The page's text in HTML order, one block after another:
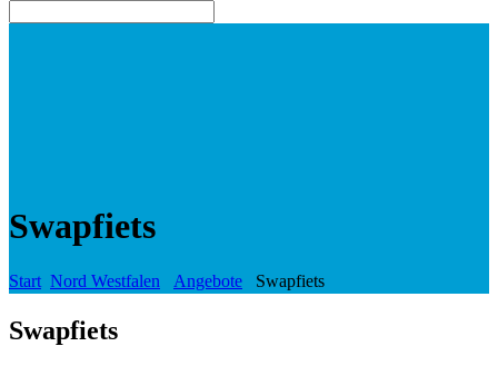
Swapfiets
Start Nord Westfalen Angebote Swapfiets
Swapfiets